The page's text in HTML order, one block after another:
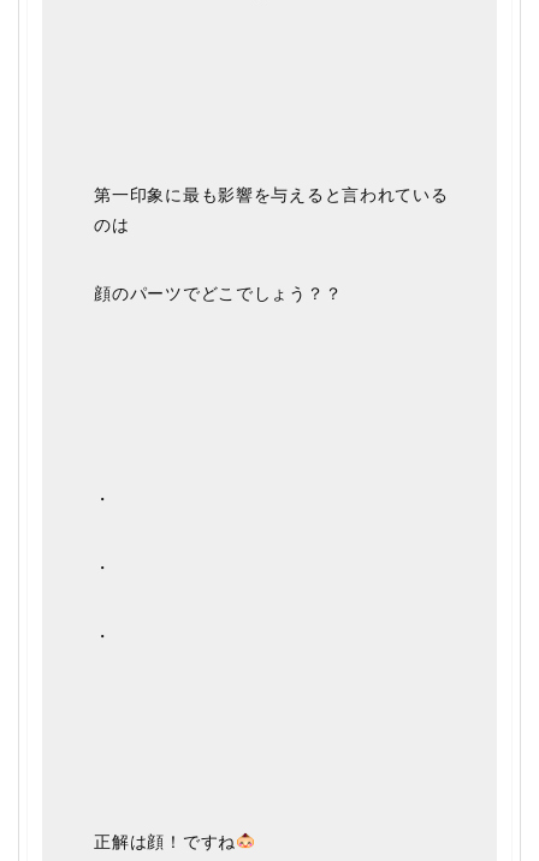
第一印象に最も影響を与えると言われている
のは
顔のパーツでどこでしょう？？
・
・
・
正解は顔！ですね